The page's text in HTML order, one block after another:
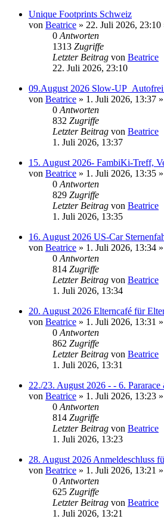
Unique Footprints Schweiz
von Beatrice » 22. Juli 2026, 23:10
0 Antworten
1313 Zugriffe
Letzter Beitrag von Beatrice
22. Juli 2026, 23:10
09.August 2026 Slow-
von Beatrice » 1. Juli 2026, 13:37
0 Antworten
832 Zugriffe
Letzter Beitrag von Beatrice
1. Juli 2026, 13:37
15. August 2026- FambiKi-Treff,
von Beatrice » 1. Juli 2026, 13:35
0 Antworten
829 Zugriffe
Letzter Beitrag von Beatrice
1. Juli 2026, 13:35
16. August 2026 US-Car
von Beatrice » 1. Juli 2026, 13:34
0 Antworten
814 Zugriffe
Letzter Beitrag von Beatrice
1. Juli 2026, 13:34
20. August 2026 Elterncafé für
von Beatrice » 1. Juli 2026, 13:31
0 Antworten
862 Zugriffe
Letzter Beitrag von Beatrice
1. Juli 2026, 13:31
22./23. August 2026 - - 6.
von Beatrice » 1. Juli 2026, 13:23
0 Antworten
814 Zugriffe
Letzter Beitrag von Beatrice
1. Juli 2026, 13:23
28. August 2026 Anmeldeschluss
von Beatrice » 1. Juli 2026, 13:21
0 Antworten
625 Zugriffe
Letzter Beitrag von Beatrice
1. Juli 2026, 13:21